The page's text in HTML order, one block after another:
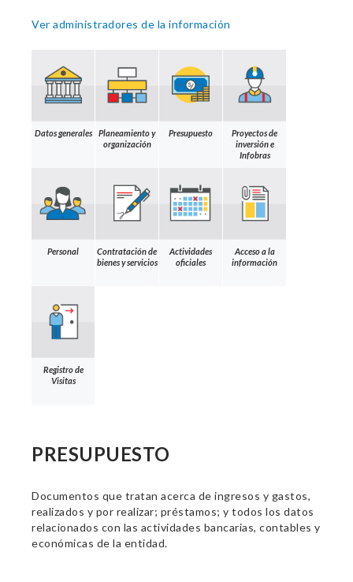
Ver administradores de la información
Datos generales
Planeamiento y
organización
Presupuesto
Proyectos de
inversión e
Infobras
Personal
Contratación de
bienes y servicios
Actividades
oficiales
Acceso a la
información
Registro de
Visitas
PRESUPUESTO
Documentos que tratan acerca de ingresos y gastos,
realizados y por realizar; préstamos; y todos los datos
relacionados con las actividades bancarias, contables y
económicas de la entidad.